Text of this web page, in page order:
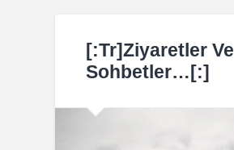
[:tr]Ziyaretler Ve
Sohbetler…[:]